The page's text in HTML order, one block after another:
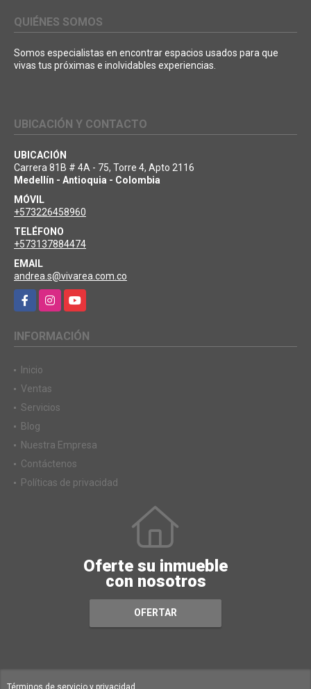
QUIÉNES SOMOS
Somos especialistas en encontrar espacios usados para que
vivas tus próximas e inolvidables experiencias.
UBICACIÓN Y CONTACTO
UBICACIÓN
Carrera 81B # 4A - 75, Torre 4, Apto 2116
Medellín - Antioquia - Colombia
MÓVIL
+573226458960
TELÉFONO
+573137884474
EMAIL
andrea.s@vivarea.com.co
FacebookInstagramYouTube
INFORMACIÓN
Inicio
Ventas
Servicios
Blog
Nuestra Empresa
Contáctenos
Políticas de privacidad
Oferte su inmueble
con nosotros
OFERTAR
Términos de servicio y privacidad